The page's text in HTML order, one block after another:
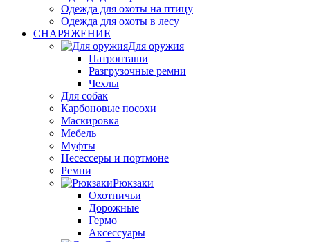
Одежда для охоты на птицу
Одежда для охоты в лесу
СНАРЯЖЕНИЕ
Для оружия
Патронташи
Разгрузочные ремни
Чехлы
Для собак
Карбоновые посохи
Маскировка
Мебель
Муфты
Несессеры и портмоне
Ремни
Рюкзаки
Охотничьи
Дорожные
Гермо
Аксессуары